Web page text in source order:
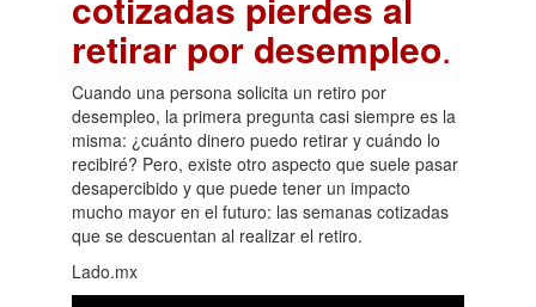
retirar por desempleo.
Cuando una persona solicita un retiro por
desempleo, la primera pregunta casi siempre es la
misma: ¿cuánto dinero puedo retirar y cuándo lo
recibiré? Pero, existe otro aspecto que suele pasar
desapercibido y que puede tener un impacto
mucho mayor en el futuro: las semanas cotizadas
que se descuentan al realizar el retiro.
Lado.mx